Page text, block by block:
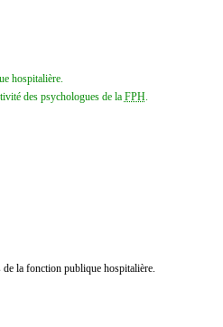
hospitalière.
des psychologues de la FPH.
la fonction publique hospitalière.